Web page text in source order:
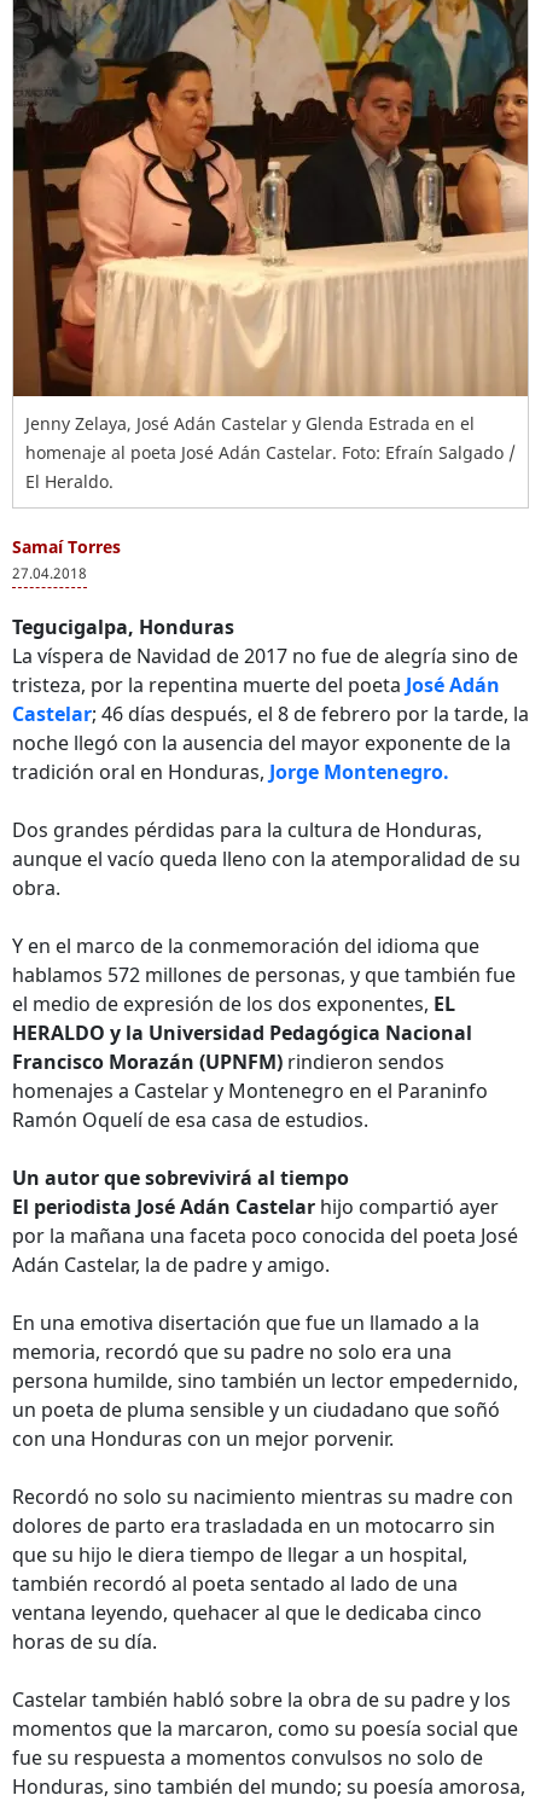
Jenny Zelaya, José Adán Castelar y Glenda Estrada en el
homenaje al poeta José Adán Castelar. Foto: Efraín Salgado /
El Heraldo.
Samaí Torres
27.04.2018
Tegucigalpa, Honduras
La víspera de Navidad de 2017 no fue de alegría sino de
tristeza, por la repentina muerte del poeta José Adán
Castelar; 46 días después, el 8 de febrero por la tarde, la
noche llegó con la ausencia del mayor exponente de la
tradición oral en Honduras, Jorge Montenegro.
Dos grandes pérdidas para la cultura de Honduras,
aunque el vacío queda lleno con la atemporalidad de su
obra.
Y en el marco de la conmemoración del idioma que
hablamos 572 millones de personas, y que también fue
el medio de expresión de los dos exponentes, EL
HERALDO y la Universidad Pedagógica Nacional
Francisco Morazán (UPNFM) rindieron sendos
homenajes a Castelar y Montenegro en el Paraninfo
Ramón Oquelí de esa casa de estudios.
Un autor que sobrevivirá al tiempo
El periodista José Adán Castelar hijo compartió ayer
por la mañana una faceta poco conocida del poeta José
Adán Castelar, la de padre y amigo.
En una emotiva disertación que fue un llamado a la
memoria, recordó que su padre no solo era una
persona humilde, sino también un lector empedernido,
un poeta de pluma sensible y un ciudadano que soñó
con una Honduras con un mejor porvenir.
Recordó no solo su nacimiento mientras su madre con
dolores de parto era trasladada en un motocarro sin
que su hijo le diera tiempo de llegar a un hospital,
también recordó al poeta sentado al lado de una
ventana leyendo, quehacer al que le dedicaba cinco
horas de su día.
Castelar también habló sobre la obra de su padre y los
momentos que la marcaron, como su poesía social que
fue su respuesta a momentos convulsos no solo de
Honduras, sino también del mundo; su poesía amorosa,